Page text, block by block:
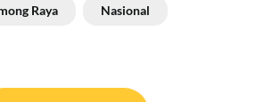
Raya Nasional